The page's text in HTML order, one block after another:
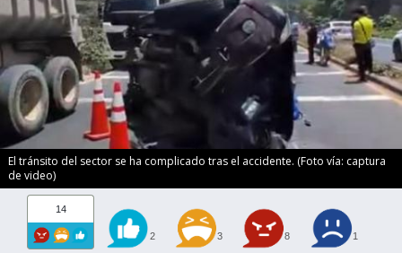
El tránsito del sector se ha complicado tras el accidente. (Foto vía: captura
de video)
14
2 3 8 1